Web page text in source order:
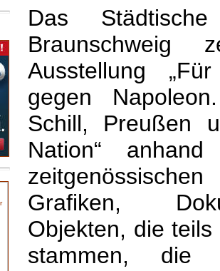
Das
Ausstellung
gegen
Schill, Preußen
Nation“
Grafiken,
Objekten, die
stammen, die